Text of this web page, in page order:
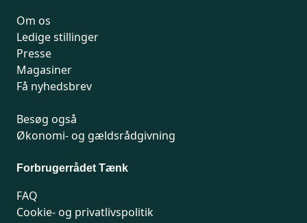
Om os
Ledige stillinger
Presse
Magasiner
Få nyhedsbrev
Besøg også
Økonomi- og gældsrådgivning
Forbrugerrådet Tænk
FAQ
Cookie- og privatlivspolitik